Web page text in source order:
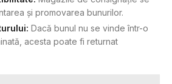
și promovarea bunurilor.
Dacă bunul nu se vinde într-o
acesta poate fi returnat